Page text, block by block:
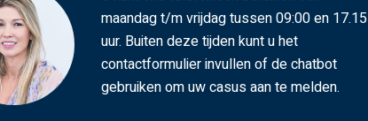
maandag t/m vrijdag tussen 09:00 en 17.15
uur. Buiten deze tijden kunt u het
contactformulier invullen of de chatbot
gebruiken om uw casus aan te melden.